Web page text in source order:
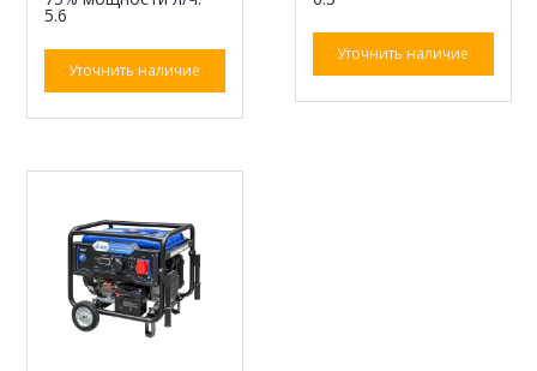
5.6
Уточнить наличие
Уточнить наличие